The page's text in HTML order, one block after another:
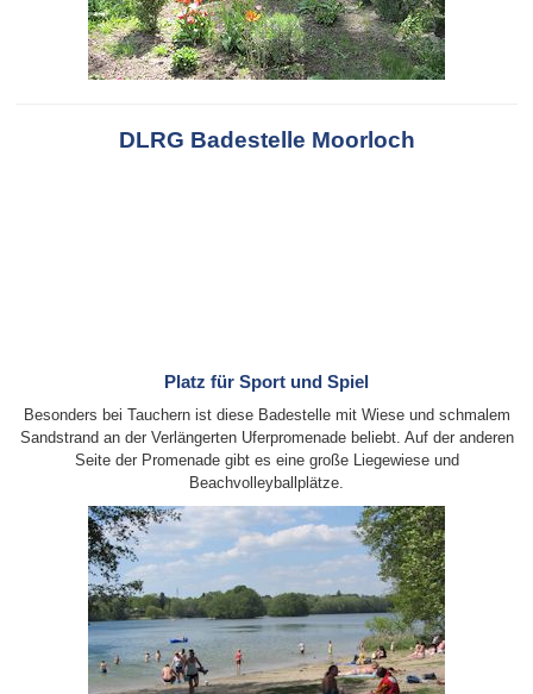
DLRG Badestelle Moorloch
Platz für Sport und Spiel
Besonders bei Tauchern ist diese Badestelle mit Wiese und schmalem
Sandstrand an der Verlängerten Uferpromenade beliebt. Auf der anderen
Seite der Promenade gibt es eine große Liegewiese und
Beachvolleyballplätze.